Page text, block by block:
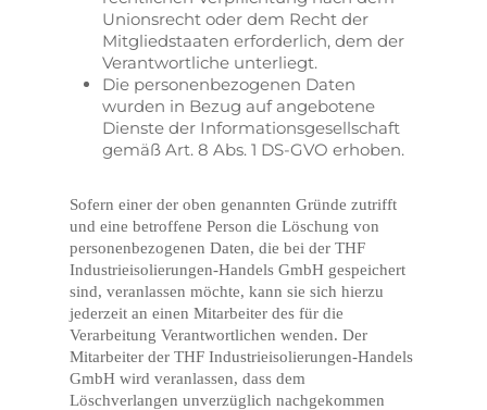
Unionsrecht oder dem Recht der
Mitgliedstaaten erforderlich, dem der
Verantwortliche unterliegt.
Die personenbezogenen Daten
wurden in Bezug auf angebotene
Dienste der Informationsgesellschaft
gemäß Art. 8 Abs. 1 DS-GVO erhoben.
Sofern einer der oben genannten Gründe zutrifft
und eine betroffene Person die Löschung von
personenbezogenen Daten, die bei der THF
Industrieisolierungen-Handels GmbH gespeichert
sind, veranlassen möchte, kann sie sich hierzu
jederzeit an einen Mitarbeiter des für die
Verarbeitung Verantwortlichen wenden. Der
Mitarbeiter der THF Industrieisolierungen-Handels
GmbH wird veranlassen, dass dem
Löschverlangen unverzüglich nachgekommen